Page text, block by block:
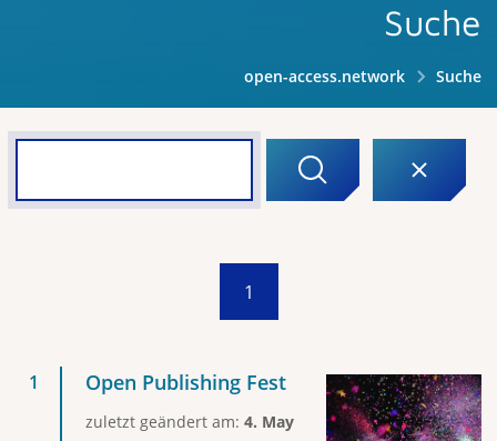
Suche
open-access.network Suche
1
Open Publishing Fest
zuletzt geändert am: 4. May